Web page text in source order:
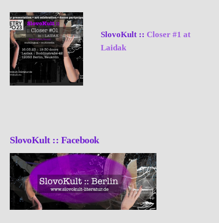
SlovoKult :: Closer #1 at
Laidak
SlovoKult :: Facebook